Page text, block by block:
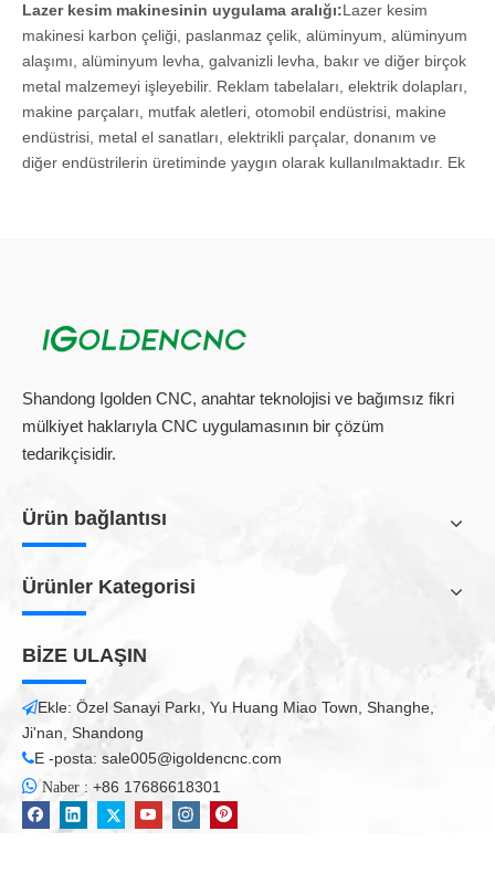
Lazer kesim makinesinin uygulama aralığı:Lazer kesim
makinesi karbon çeliği, paslanmaz çelik, alüminyum, alüminyum
alaşımı, alüminyum levha, galvanizli levha, bakır ve diğer birçok
metal malzemeyi işleyebilir. Reklam tabelaları, elektrik dolapları,
makine parçaları, mutfak aletleri, otomobil endüstrisi, makine
endüstrisi, metal el sanatları, elektrikli parçalar, donanım ve
diğer endüstrilerin üretiminde yaygın olarak kullanılmaktadır. Ek
Shandong Igolden CNC, anahtar teknolojisi ve bağımsız fikri
mülkiyet haklarıyla CNC uygulamasının bir çözüm
tedarikçisidir.
Ürün bağlantısı
Ürünler Kategorisi
BİZE ULAŞIN
Ekle: Özel Sanayi Parkı, Yu Huang Miao Town, Shanghe,
Ji'nan, Shandong
E -posta: sale005@igoldencnc.com
 Naber : +86 17686618301